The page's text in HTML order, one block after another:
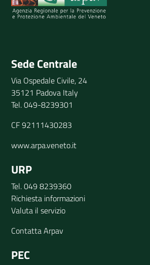
Sede Centrale
Via Ospedale Civile, 24
35121 Padova Italy
Tel. 049-8239301
CF 92111430283
www.arpa.veneto.it
URP
Tel. 049 8239360
Richiesta informazioni
Valuta il servizio
Contatta Arpav
PEC